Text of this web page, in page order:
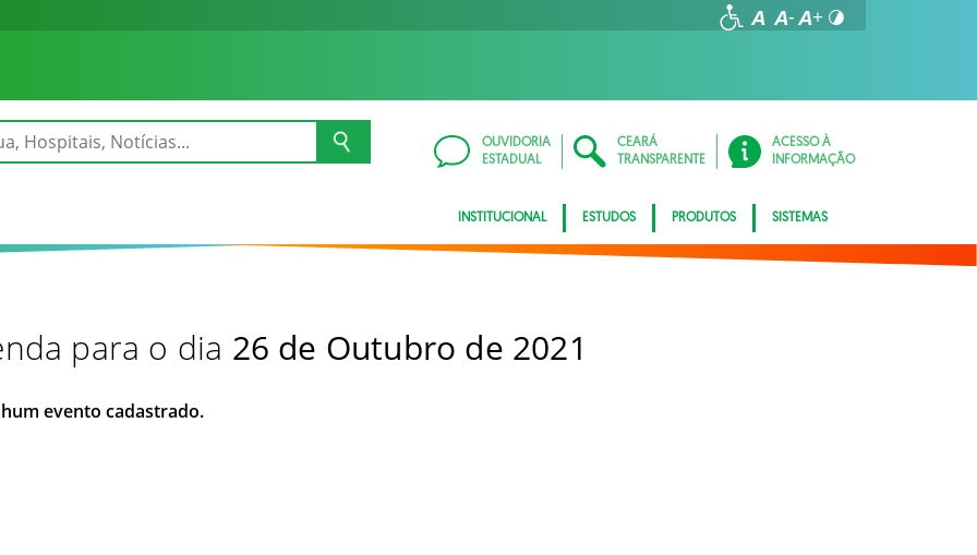
OUVIDORIA
ESTADUAL
CEARÁ
TRANSPARENTE
ACESSO À
INFORMAÇÃO
INSTITUCIONAL ESTUDOS PRODUTOS SISTEMAS
para o dia 26 de Outubro de 2021
evento cadastrado.